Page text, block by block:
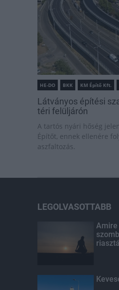
HE-DO BKK KM Építő Kft.
Látványos építési
téri felüljárón
A tartós nyári hőség
Építőt, ennek ellenére
aszfaltozás.
LEGOLVASOTTABB
Amire